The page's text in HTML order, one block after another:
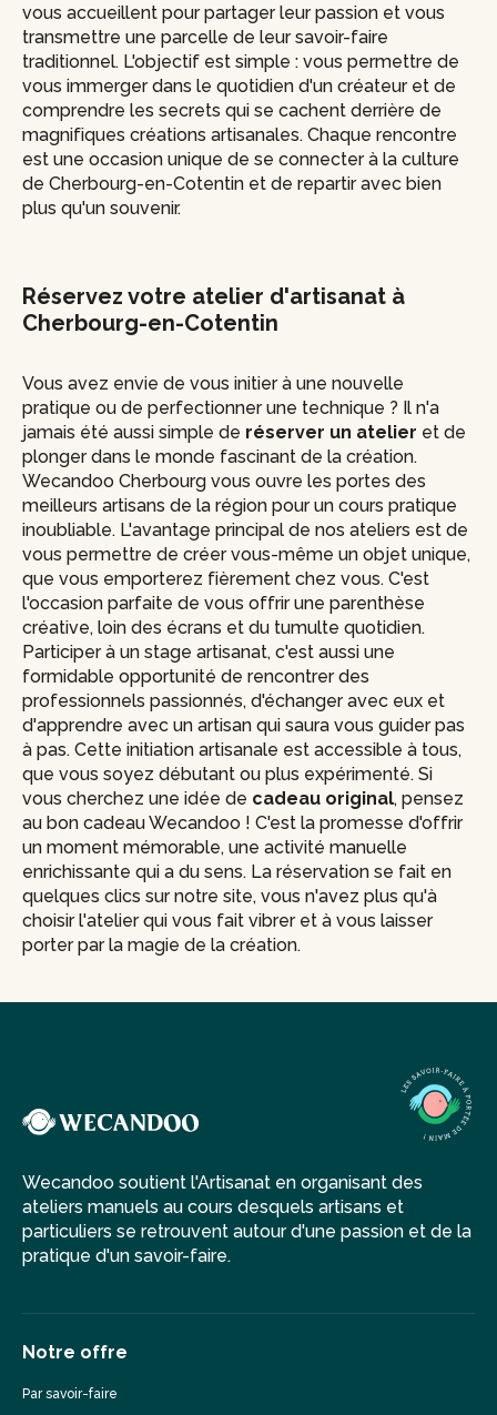
vous accueillent pour partager leur passion et vous
transmettre une parcelle de leur savoir-faire
traditionnel. L'objectif est simple : vous permettre de
vous immerger dans le quotidien d'un créateur et de
comprendre les secrets qui se cachent derrière de
magnifiques créations artisanales. Chaque rencontre
est une occasion unique de se connecter à la culture
de Cherbourg-en-Cotentin et de repartir avec bien
plus qu'un souvenir.
Réservez votre atelier d'artisanat à
Cherbourg-en-Cotentin
Vous avez envie de vous initier à une nouvelle
pratique ou de perfectionner une technique ? Il n'a
jamais été aussi simple de réserver un atelier et de
plonger dans le monde fascinant de la création.
Wecandoo Cherbourg vous ouvre les portes des
meilleurs artisans de la région pour un cours pratique
inoubliable. L'avantage principal de nos ateliers est de
vous permettre de créer vous-même un objet unique,
que vous emporterez fièrement chez vous. C'est
l'occasion parfaite de vous offrir une parenthèse
créative, loin des écrans et du tumulte quotidien.
Participer à un stage artisanat, c'est aussi une
formidable opportunité de rencontrer des
professionnels passionnés, d'échanger avec eux et
d'apprendre avec un artisan qui saura vous guider pas
à pas. Cette initiation artisanale est accessible à tous,
que vous soyez débutant ou plus expérimenté. Si
vous cherchez une idée de cadeau original, pensez
au bon cadeau Wecandoo ! C'est la promesse d'offrir
un moment mémorable, une activité manuelle
enrichissante qui a du sens. La réservation se fait en
quelques clics sur notre site, vous n'avez plus qu'à
choisir l'atelier qui vous fait vibrer et à vous laisser
porter par la magie de la création.
Wecandoo soutient l'Artisanat en organisant des
ateliers manuels au cours desquels artisans et
particuliers se retrouvent autour d'une passion et de la
pratique d'un savoir-faire.
Notre offre
Par savoir-faire